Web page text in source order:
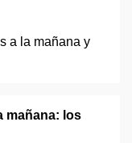
mañana: los